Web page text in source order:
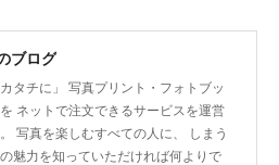
ブログ
カタチに」 写真プリント・フォトブッ
ネットで注文できるサービスを運営
写真を楽しむすべての人に、 しまう
魅力を知っていただければ何よりで